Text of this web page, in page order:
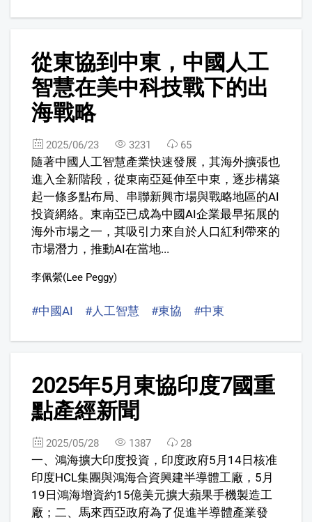
從東協到中東，中國人工
智慧在美中科技戰下的出
海戰略
2025/06/23 3231 65
隨著中國人工智慧產業快速發展，其海外擴張也
進入全新階段，從東南亞延伸至中東，逐步構築
起一條多點布局、串聯新興市場與戰略地區的AI
投資網絡。東南亞已成為中國AI企業最早拓展的
海外市場之一，其吸引力來自於人口紅利帶來的
市場潛力，推動AI在當地...
李佩縈(Lee Peggy)
#中國AI #人工智慧 #東協 #中東
2025年5月東協印度7國重
點產經新聞
2025/05/28 1387 28
一、鴻海擴大印度投資，印度政府5月14日核准
印度HCL集團與鴻海合資興建半導體工廠，5月
19日鴻海增資約15億美元擴大蘋果手機製造工
廠；二、馬來西亞政府為了促進半導體產業發